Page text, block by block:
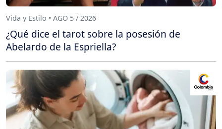
Vida y Estilo • AGO 5 / 2026
¿Qué dice el tarot sobre la posesión de
Abelardo de la Espriella?